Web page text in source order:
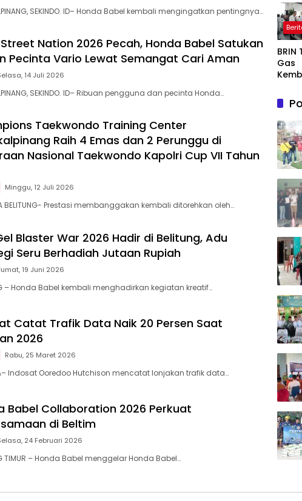
SEKINDO. ID– Honda Babel kembali mengingatkan pentingnya…
Nation 2026 Pecah, Honda Babel Satukan
Pecinta Vario Lewat Semangat Cari Aman
14 Juli 2026
SEKINDO. ID– Ribuan pengguna dan pecinta Honda…
Taekwondo Training Center
Raih 4 Emas dan 2 Perunggu di
Nasional Taekwondo Kapolri Cup VII Tahun
Minggu, 12 Juli 2026
BELITUNG- Prestasi membanggakan kembali ditorehkan oleh…
Blaster War 2026 Hadir di Belitung, Adu
Seru Berhadiah Jutaan Rupiah
19 Juni 2026
– Honda Babel kembali menghadirkan kegiatan kreatif…
Catat Trafik Data Naik 20 Persen Saat
2026
Rabu, 25 Maret 2026
Indosat Ooredoo Hutchison mencatat lonjakan trafik data…
Babel Collaboration 2026 Perkuat
di Beltim
24 Februari 2026
TIMUR – Honda Babel menggelar Honda Babel…
agar
Gas
or